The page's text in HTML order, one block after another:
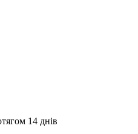
14 днів